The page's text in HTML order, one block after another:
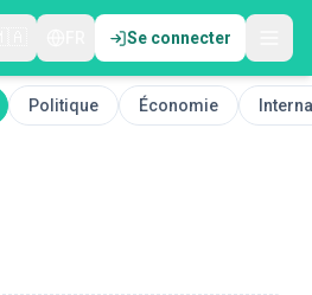
Se connecter
Politique Économie